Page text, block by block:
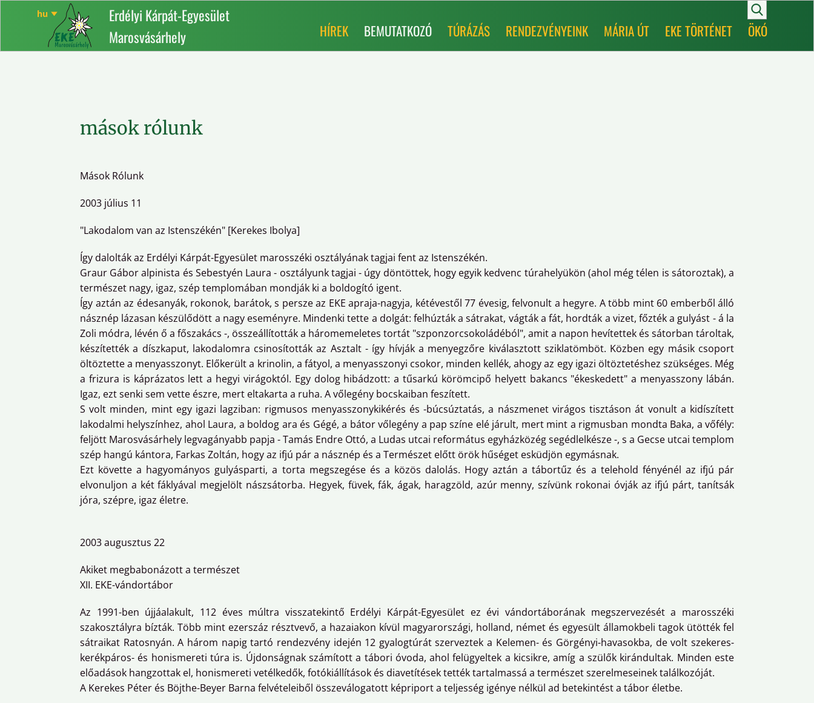
Erdélyi Kárpát-Egyesület
Marosvásárhely
HÍREK BEMUTATKOZÓ TÚRÁZÁS RENDEZVÉNYEINK MÁRIA ÚT EKE TÖRTÉNET ÖKÓ
mások rólunk
Mások Rólunk
2003 július 11
"Lakodalom van az Istenszékén" [Kerekes Ibolya]
Így dalolták az Erdélyi Kárpát-Egyesület marosszéki osztályának tagjai fent az Istenszékén.
Graur Gábor alpinista és Sebestyén Laura - osztályunk tagjai - úgy döntöttek, hogy egyik kedvenc túrahelyükön (ahol még télen is sátoroztak), a
természet nagy, igaz, szép templomában mondják ki a boldogító igent.
Így aztán az édesanyák, rokonok, barátok, s persze az EKE apraja-nagyja, kétévestől 77 évesig, felvonult a hegyre. A több mint 60 emberből álló
násznép lázasan készülődött a nagy eseményre. Mindenki tette a dolgát: felhúzták a sátrakat, vágták a fát, hordták a vizet, főzték a gulyást - á la
Zoli módra, lévén ő a főszakács -, összeállították a háromemeletes tortát "szponzorcsokoládéból", amit a napon hevítettek és sátorban tároltak,
készítették a díszkaput, lakodalomra csinosították az Asztalt - így hívják a menyegzőre kiválasztott sziklatömböt. Közben egy másik csoport
öltöztette a menyasszonyt. Előkerült a krinolin, a fátyol, a menyasszonyi csokor, minden kellék, ahogy az egy igazi öltöztetéshez szükséges. Még
a frizura is káprázatos lett a hegyi virágoktól. Egy dolog hibádzott: a tűsarkú körömcipő helyett bakancs "ékeskedett" a menyasszony lábán.
Igaz, ezt senki sem vette észre, mert eltakarta a ruha. A vőlegény bocskaiban feszített.
S volt minden, mint egy igazi lagziban: rigmusos menyasszonykikérés és -búcsúztatás, a nászmenet virágos tisztáson át vonult a kidíszített
lakodalmi helyszínhez, ahol Laura, a boldog ara és Gégé, a bátor vőlegény a pap színe elé járult, mert mint a rigmusban mondta Baka, a vőfély:
feljött Marosvásárhely legvagányabb papja - Tamás Endre Ottó, a Ludas utcai református egyházközég segédlelkésze -, s a Gecse utcai templom
szép hangú kántora, Farkas Zoltán, hogy az ifjú pár a násznép és a Természet előtt örök hűséget esküdjön egymásnak.
Ezt követte a hagyományos gulyásparti, a torta megszegése és a közös dalolás. Hogy aztán a tábortűz és a telehold fényénél az ifjú pár
elvonuljon a két fáklyával megjelölt nászsátorba. Hegyek, füvek, fák, ágak, haragzöld, azúr menny, szívünk rokonai óvják az ifjú párt, tanítsák
jóra, szépre, igaz életre.
2003 augusztus 22
Akiket megbabonázott a természet
XII. EKE-vándortábor
Az 1991-ben újjáalakult, 112 éves múltra visszatekintő Erdélyi Kárpát-Egyesület ez évi vándortáborának megszervezését a marosszéki
szakosztályra bízták. Több mint ezerszáz résztvevő, a hazaiakon kívül magyarországi, holland, német és egyesült államokbeli tagok ütötték fel
sátraikat Ratosnyán. A három napig tartó rendezvény idején 12 gyalogtúrát szerveztek a Kelemen- és Görgényi-havasokba, de volt szekeres-
kerékpáros- és honismereti túra is. Újdonságnak számított a tábori óvoda, ahol felügyeltek a kicsikre, amíg a szülők kirándultak. Minden este
előadások hangzottak el, honismereti vetélkedők, fotókiállítások és diavetítések tették tartalmassá a természet szerelmeseinek találkozóját.
A Kerekes Péter és Böjthe-Beyer Barna felvételeiből összeválogatott képriport a teljesség igénye nélkül ad betekintést a tábor életbe.